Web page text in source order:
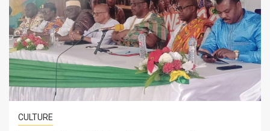
CULTURE